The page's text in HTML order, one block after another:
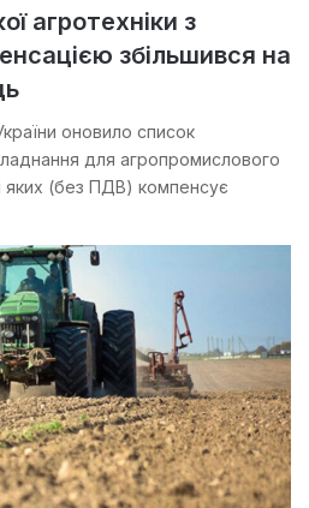
агротехніки з
збільшився на
оновило список
для агропромислового
яких (без ПДВ) компенсує